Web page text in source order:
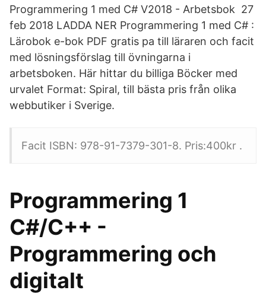
Programmering 1 med C# V2018 - Arbetsbok 27
feb 2018 LADDA NER Programmering 1 med C# :
Lärobok e-bok PDF gratis pa till läraren och facit
med lösningsförslag till övningarna i
arbetsboken. Här hittar du billiga Böcker med
urvalet Format: Spiral, till bästa pris från olika
webbutiker i Sverige.
Facit ISBN: 978-91-7379-301-8. Pris:400kr .
Programmering 1
C#/C++ -
Programmering och
digitalt